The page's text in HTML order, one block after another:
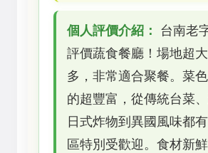
個人評價介紹：
台南老
評價蔬食餐廳！場地超
多，非常適合聚餐。菜
的超豐富，從傳統台菜、
日式炸物到異國風味都
區特別受歡迎。食材新